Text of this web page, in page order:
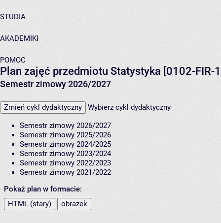
STUDIA
AKADEMIKI
POMOC
Plan zajęć przedmiotu Statystyka [0102-FIR-
Semestr zimowy 2026/2027
Zmień cykl dydaktyczny Wybierz cykl dydaktyczny
Semestr zimowy 2026/2027
Semestr zimowy 2025/2026
Semestr zimowy 2024/2025
Semestr zimowy 2023/2024
Semestr zimowy 2022/2023
Semestr zimowy 2021/2022
Pokaż plan w formacie:
HTML (stary)
obrazek